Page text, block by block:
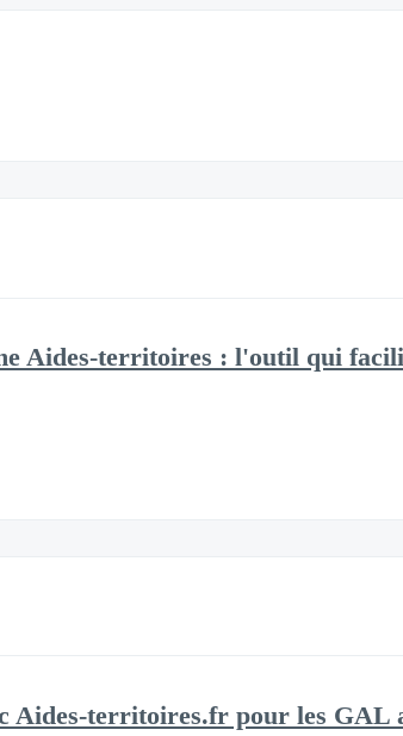
Aides-territoires : l'outil qui
Aides-territoires.fr pour les GAL